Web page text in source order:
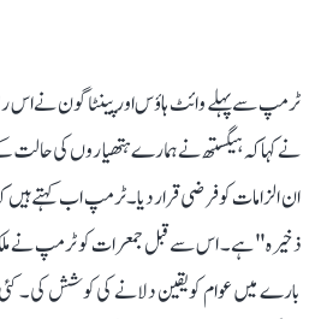
ٹرمپ سے پہلے وائٹ ہاؤس اور پینٹاگون نے اس
نے کہا کہ ہیگستھ نے ہمارے ہتھیاروں کی حالت کے
ان الزامات کو فرضی قرار دیا۔ٹرمپ اب کہتے
ذخیرہ" ہے۔ اس سے قبل جمعرات کو ٹرمپ
بارے میں عوام کو یقین دلانے کی کوشش کی۔